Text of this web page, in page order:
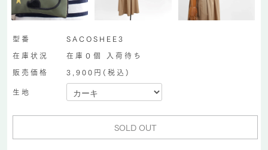
型番
SACOSHEE3
在庫状況
在庫０個 入荷待ち
販売価格
3,900円(税込)
生地
SOLD OUT